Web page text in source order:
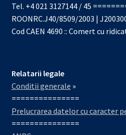
Tel. +4 021 3127144 / 45
ROONRC.J40/8509/2003 |
Cod CAEN 4690 :: Comert cu
Relatarii legale
Conditii generale »
===============
Prelucrarea datelor cu caracter
===============